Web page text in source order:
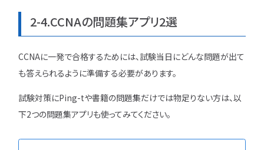
2-4.CCNAの問題集アプリ2選
CCNAに一発で合格するためには、試験当日にどんな問題が出て
も答えられるように準備する必要があります。
試験対策にPing-tや書籍の問題集だけでは物足りない方は、以
下2つの問題集アプリも使ってみてください。